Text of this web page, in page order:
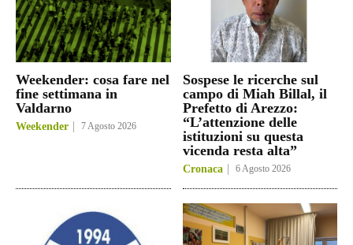
Weekender: cosa fare nel
fine settimana in
Valdarno
Weekender 7 Agosto 2026
Sospese le ricerche sul
campo di Miah Billal, il
Prefetto di Arezzo:
“L’attenzione delle
istituzioni su questa
vicenda resta alta”
Cronaca 6 Agosto 2026